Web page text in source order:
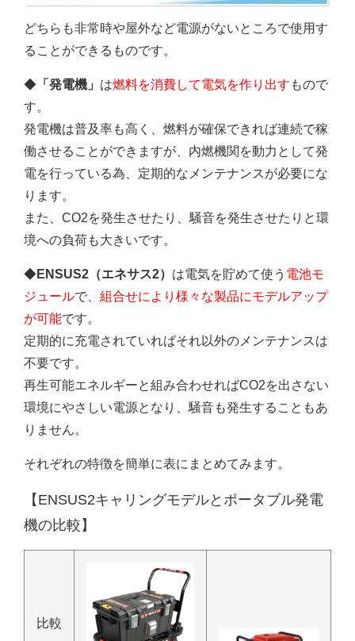
どちらも非常時や屋外など電源がないところで使用す
ることができるものです。
◆ 「発電機」 は燃料を消費して電気を作り出す もので
す。
発電機は普及率も高く、燃料が確保できれば連続で稼
働させることができますが、内燃機関を動力として発
電を行っている為、定期的なメンテナンスが必要にな
ります。
また、CO2を発生させたり、騒音を発生させたりと環
境への負荷も大きいです。
◆ENSUS2（エネサス2） は電気を貯めて使う 電池モ
ジュールで、 組合せにより様々な製品にモデルアップ
が可能です。
定期的に充電されていればそれ以外のメンテナンスは
不要です。
再生可能エネルギーと組み合わせればCO2を出さない
環境にやさしい電源となり、騒音も発生することもあ
りません。
それぞれの特徴を簡単に表にまとめてみます。
【ENSUS2キャリングモデルとポータブル発電
機の比較】
比較